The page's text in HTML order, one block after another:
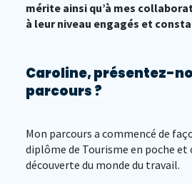
mérite ainsi qu’à mes
à leur niveau engagés et
Caroline, présentez-
parcours ?
Mon parcours a commencé de
diplôme de Tourisme en poche et
découverte du monde du travail.